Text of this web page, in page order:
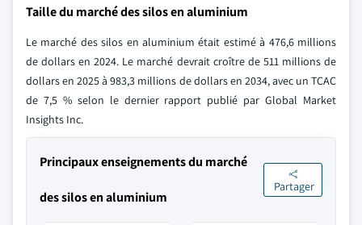
Taille du marché des silos en aluminium
Le marché des silos en aluminium était estimé à 476,6 millions
de dollars en 2024. Le marché devrait croître de 511 millions de
dollars en 2025 à 983,3 millions de dollars en 2034, avec un TCAC
de 7,5 % selon le dernier rapport publié par Global Market
Insights Inc.
Principaux enseignements du marché
des silos en aluminium
Partager